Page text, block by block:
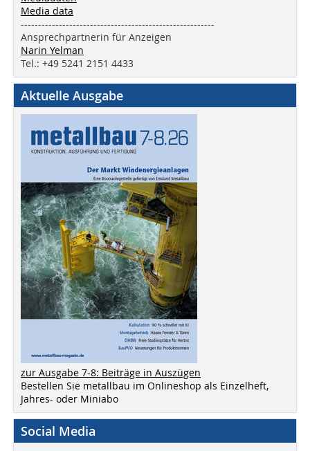
Media data
--------------------------------------------------------
Ansprechpartnerin für Anzeigen
Narin Yelman
Tel.: +49 5241 2151 4433
Aktuelle Ausgabe
zur Ausgabe 7-8: Beiträge in Auszügen
Bestellen Sie metallbau im Onlineshop als Einzelheft,
Jahres- oder Miniabo
Social Media